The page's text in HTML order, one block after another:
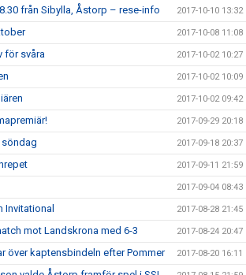
från Sibylla, Åstorp – rese-info 2017-10-10 13:32
2017-10-08 11:08
för svåra 2017-10-02 10:27
2017-10-02 10:09
2017-10-02 09:42
2017-09-29 20:18
söndag 2017-09-18 20:37
2017-09-11 21:59
2017-09-04 08:43
Invitational 2017-08-28 21:45
mot Landskrona med 6-3 2017-08-24 20:47
över kaptensbindeln efter Pommer 2017-08-20 16:11